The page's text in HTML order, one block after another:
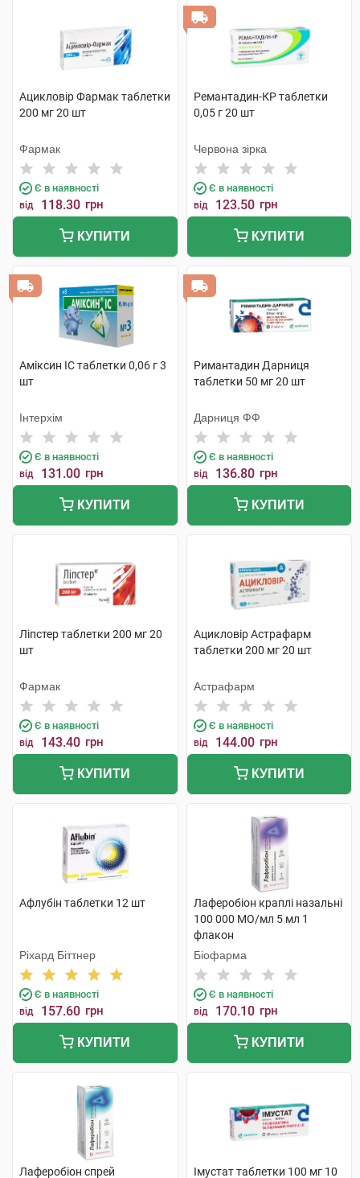
Ацикловір Фармак таблетки
200 мг 20 шт
Фармак
Є в наявності
від 118.30 грн
КУПИТИ
Ремантадин-КР таблетки
0,05 г 20 шт
Червона зірка
Є в наявності
від 123.50 грн
КУПИТИ
Аміксин IC таблетки 0,06 г 3
шт
Інтерхім
Є в наявності
від 131.00 грн
КУПИТИ
Римантадин Дарниця
таблетки 50 мг 20 шт
Дарниця ФФ
Є в наявності
від 136.80 грн
КУПИТИ
Ліпстер таблетки 200 мг 20
шт
Фармак
Є в наявності
від 143.40 грн
КУПИТИ
Ацикловір Астрафарм
таблетки 200 мг 20 шт
Астрафарм
Є в наявності
від 144.00 грн
КУПИТИ
Афлубін таблетки 12 шт
Ріхард Біттнер
Є в наявності
від 157.60 грн
КУПИТИ
Лаферобіон краплі назальні
100 000 МО/мл 5 мл 1
флакон
Біофарма
Є в наявності
від 170.10 грн
КУПИТИ
Лаферобіон спрей Імустат таблетки 100 мг 10